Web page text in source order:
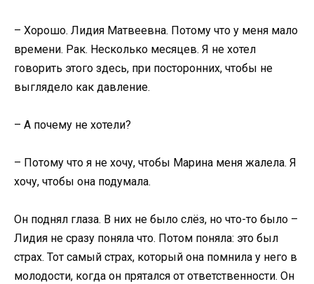
– Хорошо. Лидия Матвеевна. Потому что у меня мало
времени. Рак. Несколько месяцев. Я не хотел
говорить этого здесь, при посторонних, чтобы не
выглядело как давление.
– А почему не хотели?
– Потому что я не хочу, чтобы Марина меня жалела. Я
хочу, чтобы она подумала.
Он поднял глаза. В них не было слёз, но что-то было –
Лидия не сразу поняла что. Потом поняла: это был
страх. Тот самый страх, который она помнила у него в
молодости, когда он прятался от ответственности. Он